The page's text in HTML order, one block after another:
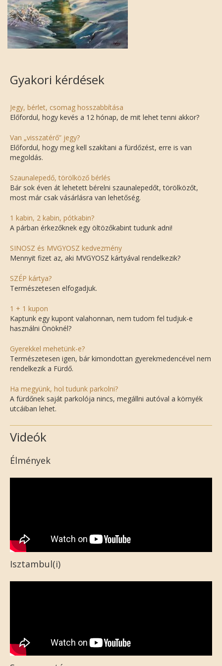
Gyakori kérdések
Jegy, bérlet, csomag hosszabbítása
Előfordul, hogy kevés a 12 hónap, de mit lehet tenni akkor?
Van „visszatérő” jegy?
Előfordul, hogy meg kell szakítani a fürdőzést, erre is van
megoldás.
Szaunalepedő, törölköző bérlés
Bár sok éven át lehetett bérelni szaunalepedőt, törölközőt,
most már csak vásárlásra van lehetőség.
1 kabin, 2 kabin, pótkabin?
A párban érkezőknek egy öltözőkabint tudunk adni!
SINOSZ és MVGYOSZ kedvezmény
Mennyit fizet az, aki MVGYOSZ kártyával rendelkezik?
SZÉP kártya?
Természetesen elfogadjuk.
1 + 1 kupon
Kaptunk egy kupont valahonnan, nem tudom fel tudjuk-e
használni Önöknél?
Gyerekkel mehetünk-e?
Természetesen igen, bár kimondottan gyerekmedencével nem
rendelkezik a Fürdő.
Ha megyünk, hol tudunk parkolni?
A fürdőnek saját parkolója nincs, megállni autóval a környék
utcáiban lehet.
Videók
Élmények
Isztambul(i)